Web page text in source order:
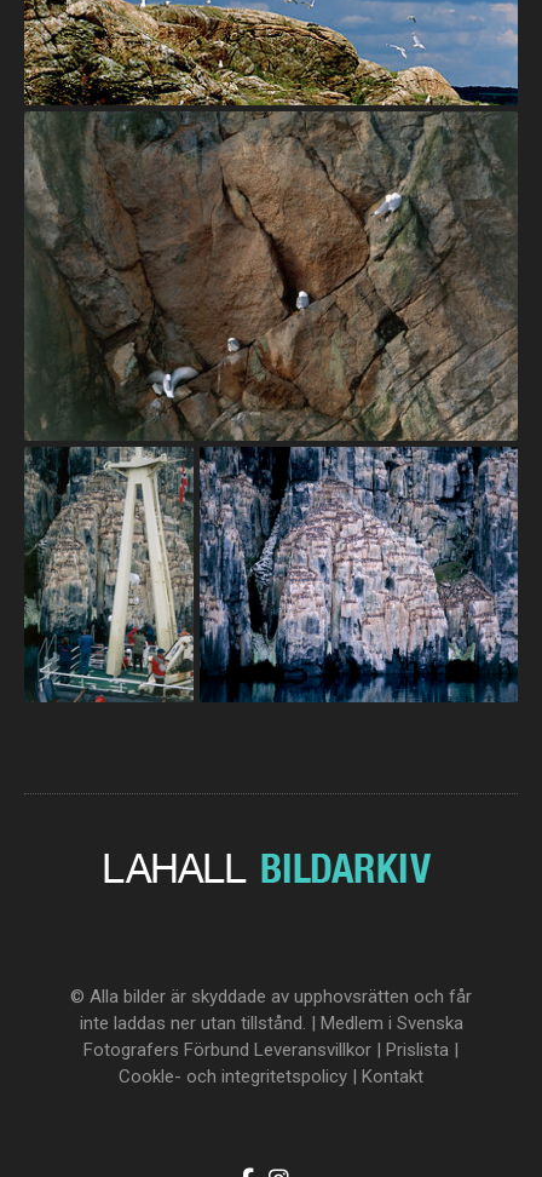
© Alla bilder är skyddade av upphovsrätten och får
inte laddas ner utan tillstånd. | Medlem i Svenska
Fotografers Förbund Leveransvillkor | Prislista |
Cookle- och integritetspolicy | Kontakt